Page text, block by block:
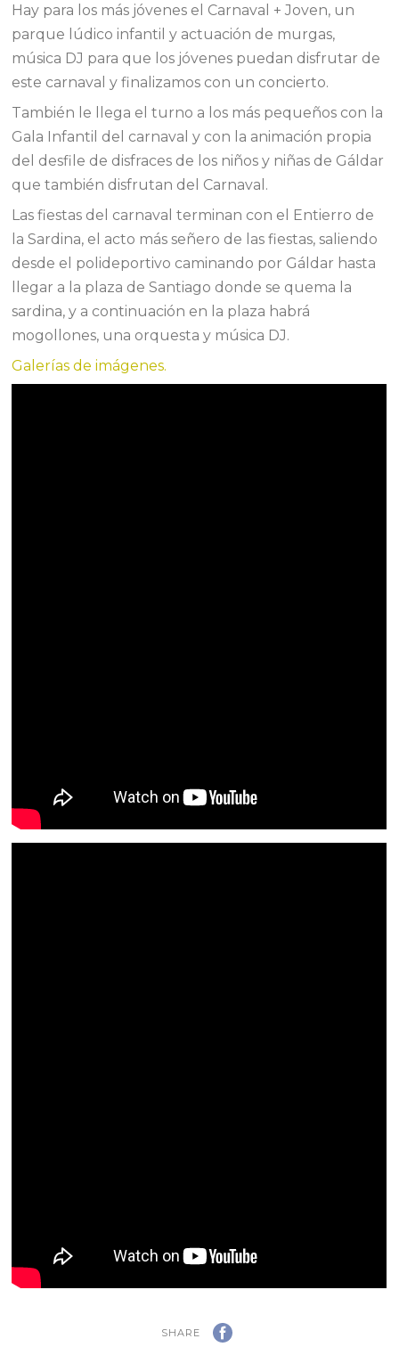
Hay para los más jóvenes el Carnaval + Joven, un
parque lúdico infantil y actuación de murgas,
música DJ para que los jóvenes puedan disfrutar de
este carnaval y finalizamos con un concierto.
También le llega el turno a los más pequeños con la
Gala Infantil del carnaval y con la animación propia
del desfile de disfraces de los niños y niñas de Gáldar
que también disfrutan del Carnaval.
Las fiestas del carnaval terminan con el Entierro de
la Sardina, el acto más señero de las fiestas, saliendo
desde el polideportivo caminando por Gáldar hasta
llegar a la plaza de Santiago donde se quema la
sardina, y a continuación en la plaza habrá
mogollones, una orquesta y música DJ.
Galerías de imágenes.
SHARE